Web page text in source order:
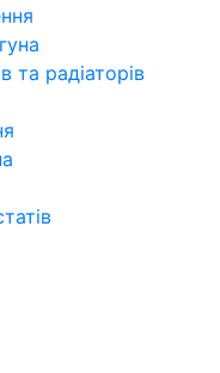
радіаторів